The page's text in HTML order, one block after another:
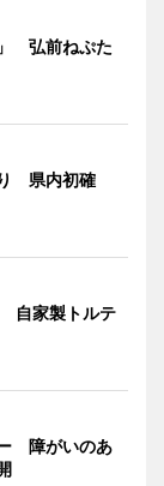
弘前ねぷた
県内初確
自家製トルテ
障がいのあ